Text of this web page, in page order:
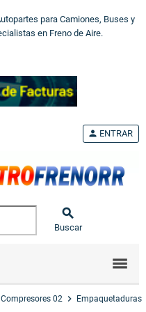
para Camiones, Buses y
en Freno de Aire.

Buscar
person ENTRAR
Compresores 02 chevron_right Empaquetaduras